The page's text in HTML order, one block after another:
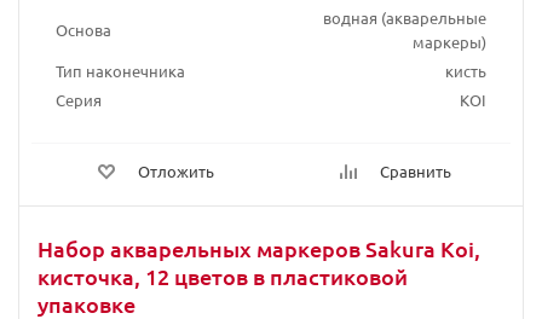
Основа
водная (акварельные
маркеры)
Тип наконечника
кисть
Серия
KOI
Отложить Сравнить
Набор акварельных маркеров Sakura Koi,
кисточка, 12 цветов в пластиковой
упаковке